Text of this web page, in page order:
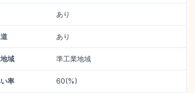
あり
あり
域 準工業地域
率 60(%)